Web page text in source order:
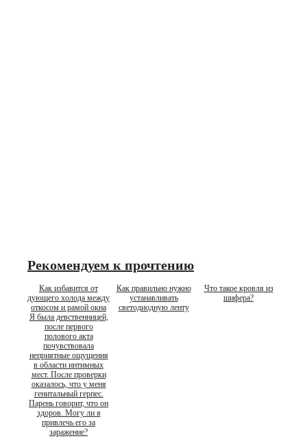
Рекомендуем к прочтению
Как избавится от
дующего холода между
откосом и рамой окна
Как правильно нужно
устанавливать
светодиодную ленту
Что такое кровля из
шифера?
Я была девственницей,
после первого
полового акта
почувствовала
неприятные ощущения
в области интимных
мест. После проверки
оказалось, что у меня
генитальный герпес.
Парень говорит, что он
здоров. Могу ли я
привлечь его за
заражение?